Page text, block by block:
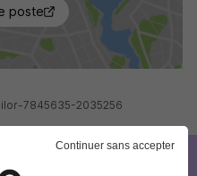
poste
7845635-2035256
Continuer sans accepter